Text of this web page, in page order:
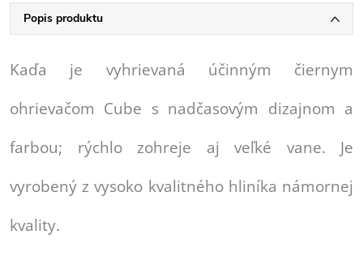
Popis produktu
Kaďa je vyhrievaná účinným čiernym
ohrievačom Cube s nadčasovým dizajnom a
farbou; rýchlo zohreje aj veľké vane. Je
vyrobený z vysoko kvalitného hliníka námornej
kvality.